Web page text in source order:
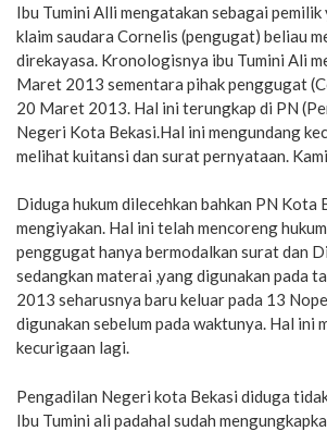
Ibu Tumini Alli mengatakan sebagai
klaim saudara Cornelis (pengugat) beliau
direkayasa. Kronologisnya ibu Tumini Ali
Maret 2013 sementara pihak penggugat
20 Maret 2013. Hal ini terungkap di PN
Negeri Kota Bekasi.Hal ini mengundang
melihat kuitansi dan surat pernyataan.
Diduga hukum dilecehkan bahkan PN Kota
mengiyakan. Hal ini telah mencoreng
penggugat hanya bermodalkan surat dan
sedangkan materai ,yang digunakan pada
2013 seharusnya baru keluar pada 13
digunakan sebelum pada waktunya. Hal ini
kecurigaan lagi.
Pengadilan Negeri kota Bekasi diduga
Ibu Tumini ali padahal sudah